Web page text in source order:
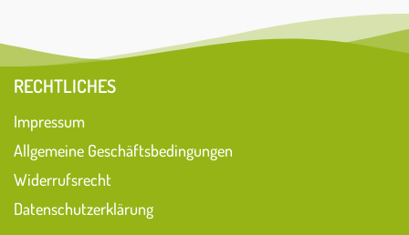
RECHTLICHES
Impressum
Allgemeine Geschäftsbedingungen
Widerrufsrecht
Datenschutzerklärung